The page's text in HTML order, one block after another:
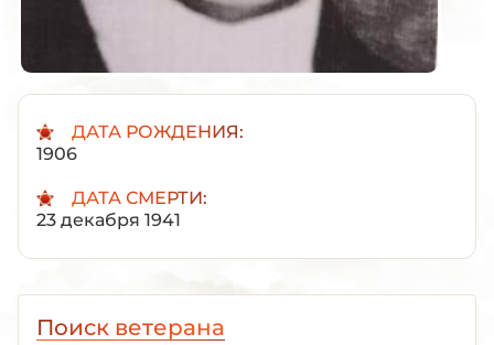
ДАТА РОЖДЕНИЯ:
1906
ДАТА СМЕРТИ:
23 декабря 1941
Поиск ветерана